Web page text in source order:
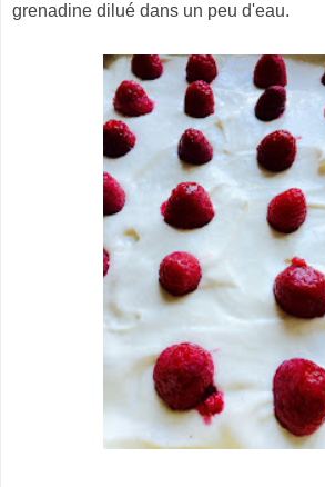
grenadine dilué dans un peu d'eau.